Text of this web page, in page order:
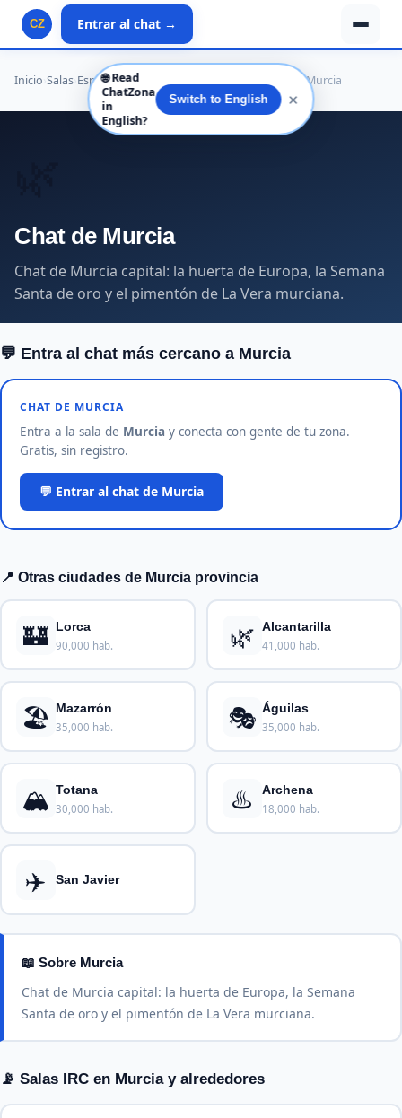
CZ Entrar al chat →
Inicio Salas España›Región de Murcia ›Murcia
Chat de Murcia
Chat de Murcia capital: la huerta de Europa, la Semana
Santa de oro y el pimentón de La Vera murciana.
💬 Entra al chat más cercano a Murcia
CHAT DE MURCIA
Entra a la sala de Murcia y conecta con gente de tu zona.
Gratis, sin registro.
💬 Entrar al chat de Murcia
📍 Otras ciudades de Murcia provincia
🏰 Lorca
90,000 hab. 🌿 Alcantarilla
41,000 hab.
🏖️ Mazarrón
35,000 hab. 🎭 Águilas
35,000 hab.
🏔️ Totana
30,000 hab. ♨️ Archena
18,000 hab.
✈️ San Javier
📖 Sobre Murcia
Chat de Murcia capital: la huerta de Europa, la Semana
Santa de oro y el pimentón de La Vera murciana.
📡 Salas IRC en Murcia y alrededores
🌐 Read
ChatZona
in
English?
Switch to English ✕